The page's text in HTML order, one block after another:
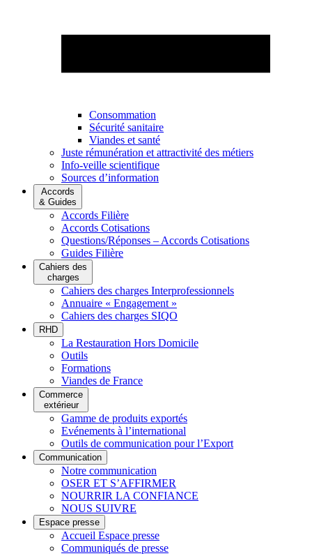
Consommation
Sécurité sanitaire
Viandes et santé
Juste rémunération et attractivité des métiers
Info-veille scientifique
Sources d’information
Accords
& Guides
Accords Filière
Accords Cotisations
Questions/Réponses – Accords Cotisations
Guides Filière
Cahiers des
charges
Cahiers des charges Interprofessionnels
Annuaire « Engagement »
Cahiers des charges SIQO
RHD
La Restauration Hors Domicile
Outils
Formations
Viandes de France
Commerce
extérieur
Gamme de produits exportés
Evénements à l’international
Outils de communication pour l’Export
Communication
Notre communication
OSER ET S’AFFIRMER
NOURRIR LA CONFIANCE
NOUS SUIVRE
Espace presse
Accueil Espace presse
Communiqués de presse